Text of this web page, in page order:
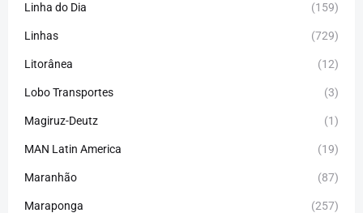
Linha do Dia (159)
Linhas (729)
Litorânea (12)
Lobo Transportes (3)
Magiruz-Deutz (1)
MAN Latin America (19)
Maranhão (87)
Maraponga (257)